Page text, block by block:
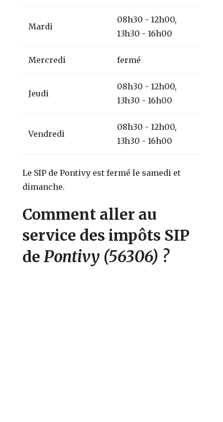
Mardi
08h30 - 12h00,
13h30 - 16h00
Mercredi fermé
Jeudi
08h30 - 12h00,
13h30 - 16h00
Vendredi
08h30 - 12h00,
13h30 - 16h00
Le SIP de Pontivy est fermé le samedi et
dimanche.
Comment aller au
service des impôts SIP
dePontivy (56306) ?